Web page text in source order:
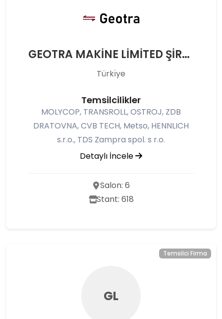
GEOTRA MAKİNE LİMİTED ŞİRKETİ
Türkı̇ye
Temsilcilikler
MOLYCOP, TRANSROLL, OSTROJ, ZDB
DRATOVNA, CVB TECH, Metso, HENNLICH
s.r.o., TDS Zampra spol. s r.o.
Detaylı İncele
Salon: 6
Stant: 618
Temsilci Firma
GL